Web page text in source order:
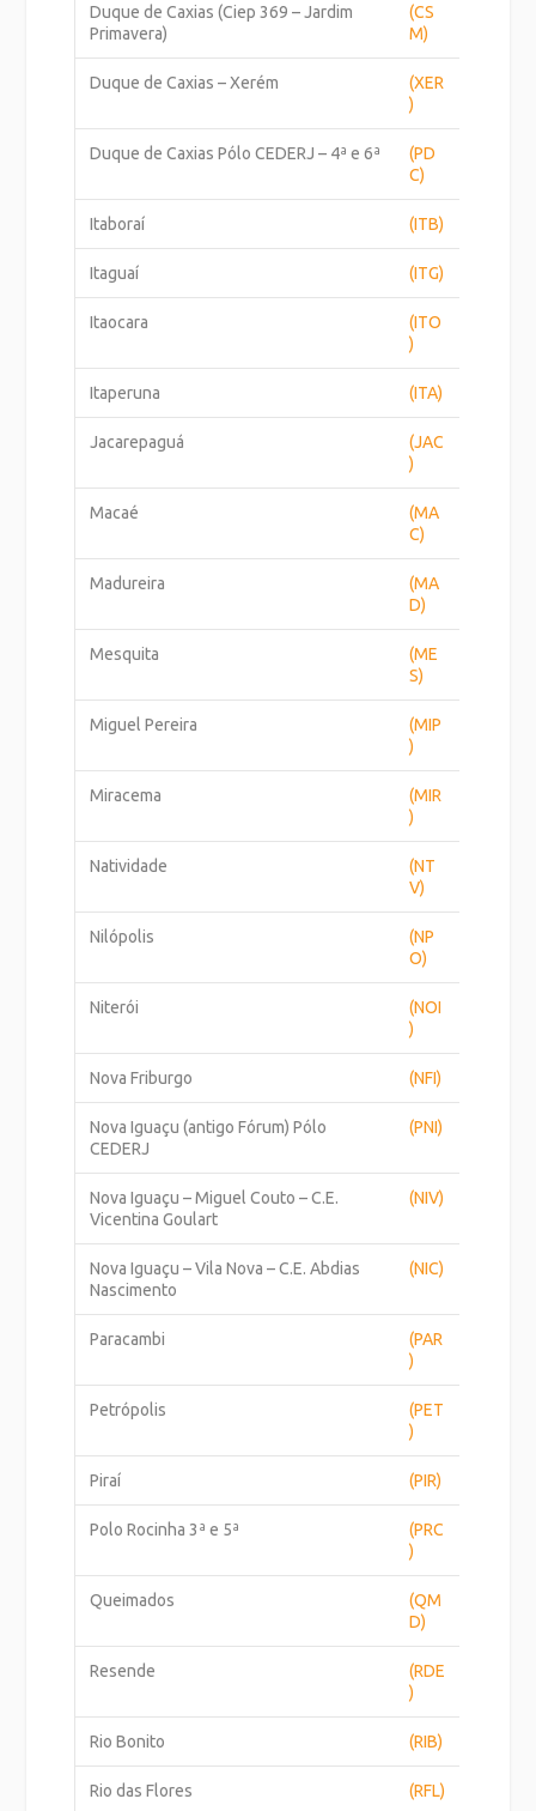
Duque de Caxias (Ciep 369 – Jardim
Primavera)
(CS
M)
Duque de Caxias – Xerém
(XER
)
Duque de Caxias Pólo CEDERJ – 4ª e 6ª
(PD
C)
Itaboraí (ITB)
Itaguaí (ITG)
Itaocara
(ITO
)
Itaperuna (ITA)
Jacarepaguá
(JAC
)
Macaé
(MA
C)
Madureira
(MA
D)
Mesquita
(ME
S)
Miguel Pereira
(MIP
)
Miracema
(MIR
)
Natividade
(NT
V)
Nilópolis
(NP
O)
Niterói
(NOI
)
Nova Friburgo (NFI)
Nova Iguaçu (antigo Fórum) Pólo
CEDERJ
(PNI)
Nova Iguaçu – Miguel Couto – C.E.
Vicentina Goulart
(NIV)
Nova Iguaçu – Vila Nova – C.E. Abdias
Nascimento
(NIC)
Paracambi
(PAR
)
Petrópolis
(PET
)
Piraí (PIR)
Polo Rocinha 3ª e 5ª
(PRC
)
Queimados
(QM
D)
Resende
(RDE
)
Rio Bonito (RIB)
Rio das Flores (RFL)